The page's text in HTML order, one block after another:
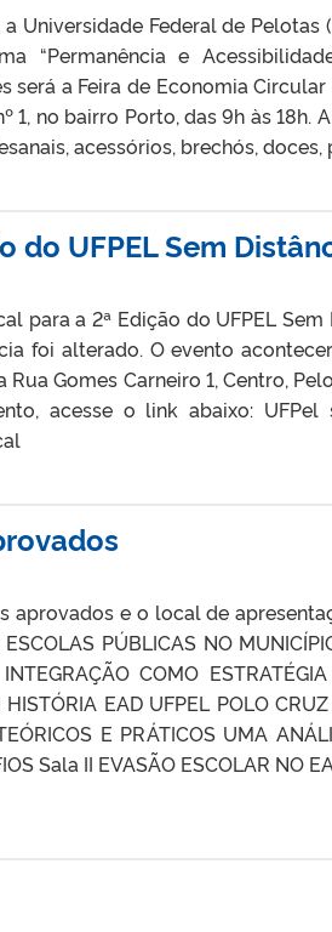
Universidade Federal de
“Permanência e
a Feira de Economia
1, no bairro Porto, das 9h às
acessórios, brechós, doces,
do UFPEL Sem
para a 2ª Edição do UFPEL
foi alterado. O evento
Gomes Carneiro 1, Centro,
acesse o link abaixo: UFPel
e o local de
PÚBLICAS NO
COMO
EAD UFPEL POLO
E PRÁTICOS UMA
Sala II EVASÃO ESCOLAR NO